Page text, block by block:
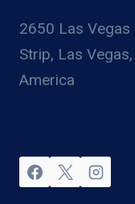
2650 Las Vegas
Strip, Las
America